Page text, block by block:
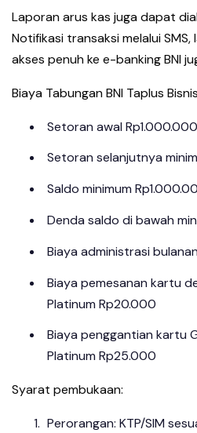
Laporan arus kas juga dapat
Notifikasi transaksi melalui
akses penuh ke e-banking BNI
Biaya Tabungan BNI Taplus
Setoran awal Rp1.000.000
Setoran selanjutnya
Saldo minimum
Denda saldo di bawah
Biaya administrasi
Biaya pemesanan kartu
Platinum Rp20.000
Biaya penggantian kartu
Platinum Rp25.000
Syarat pembukaan:
Perorangan: KTP/SIM